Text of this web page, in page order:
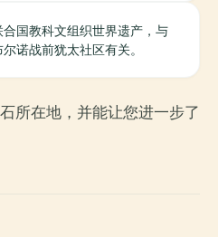
合国教科文组织世界遗产，与
尔诺战前犹太社区有关。
所在地，并能让您进一步了